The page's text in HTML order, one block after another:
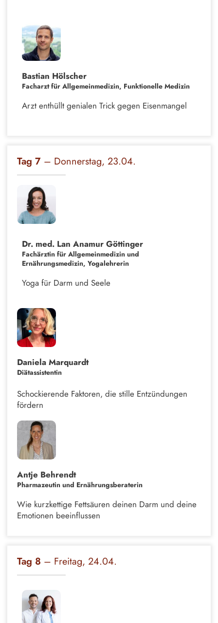
Bastian Hölscher
Facharzt für Allgemeinmedizin, Funktionelle Medizin
Arzt enthüllt genialen Trick gegen Eisenmangel
Tag 7 – Donnerstag, 23.04.
Dr. med. Lan Anamur Göttinger
Fachärztin für Allgemeinmedizin und
Ernährungsmedizin, Yogalehrerin
Yoga für Darm und Seele
Daniela Marquardt
Diätassistentin
Schockierende Faktoren, die stille Entzündungen
fördern
Antje Behrendt
Pharmazeutin und Ernährungsberaterin
Wie kurzkettige Fettsäuren deinen Darm und deine
Emotionen beeinflussen
Tag 8 – Freitag, 24.04.